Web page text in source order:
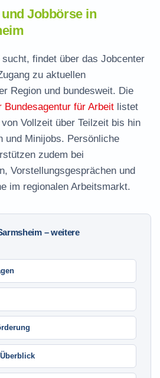
Jobbörse in
findet über das Jobcenter
zu aktuellen
Region und bundesweit. Die
für Arbeit listet
Vollzeit über Teilzeit bis hin
und Minijobs. Persönliche
zudem bei
Vorstellungsgesprächen und
im regionalen Arbeitsmarkt.
– weitere